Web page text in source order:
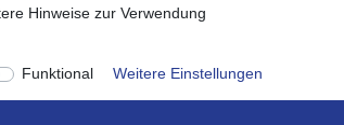
Hinweise zur Verwendung
Funktional Weitere Einstellungen